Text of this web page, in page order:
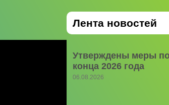
Лента новостей
Утверждены меры
конца 2026 года
06.08.2026